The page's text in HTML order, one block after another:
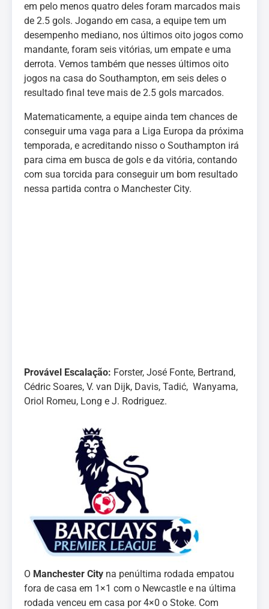
em pelo menos quatro deles foram marcados mais
de 2.5 gols. Jogando em casa, a equipe tem um
desempenho mediano, nos últimos oito jogos como
mandante, foram seis vitórias, um empate e uma
derrota. Vemos também que nesses últimos oito
jogos na casa do Southampton, em seis deles o
resultado final teve mais de 2.5 gols marcados.
Matematicamente, a equipe ainda tem chances de
conseguir uma vaga para a Liga Europa da próxima
temporada, e acreditando nisso o Southampton irá
para cima em busca de gols e da vitória, contando
com sua torcida para conseguir um bom resultado
nessa partida contra o Manchester City.
Provável Escalação: Forster, José Fonte, Bertrand,
Cédric Soares, V. van Dijk, Davis, Tadić, Wanyama,
Oriol Romeu, Long e J. Rodriguez.
O Manchester City na penúltima rodada empatou
fora de casa em 1×1 com o Newcastle e na última
rodada venceu em casa por 4×0 o Stoke. Com